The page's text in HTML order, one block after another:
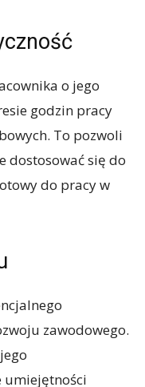
o jego
godzin pracy
To pozwoli
dostosować się do
do pracy w
zawodowego.
umiejętności